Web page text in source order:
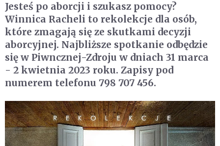
Jesteś po aborcji i szukasz pomocy?
Winnica Racheli to rekolekcje dla osób,
które zmagają się ze skutkami decyzji
aborcyjnej. Najbliższe spotkanie odbędzie
się w Piwncznej-Zdroju w dniach 31 marca
- 2 kwietnia 2023 roku. Zapisy pod
numerem telefonu 798 707 456.